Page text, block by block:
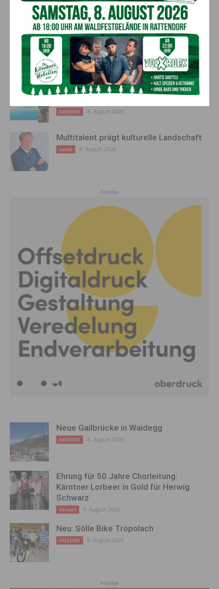
AKTUELLES
Ein langes Leben ging zu Ende: Anna
Stulier im 106. Lebensjahr verstorben
Aktuell 8. August 2026
Neues aus dem Almwellness-Resort
ANZEIGE 8. August 2026
Multitalent prägt kulturelle Landschaft
Leute 8. August 2026
Anzeige
Neue Gailbrücke in Waidegg
ANZEIGE 8. August 2026
Ehrung für 50 Jahre Chorleitung:
Kärntner Lorbeer in Gold für Herwig
Schwarz
Aktuell 8. August 2026
Neu: Sölle Bike Tröpolach
ANZEIGE 8. August 2026
Anzeige